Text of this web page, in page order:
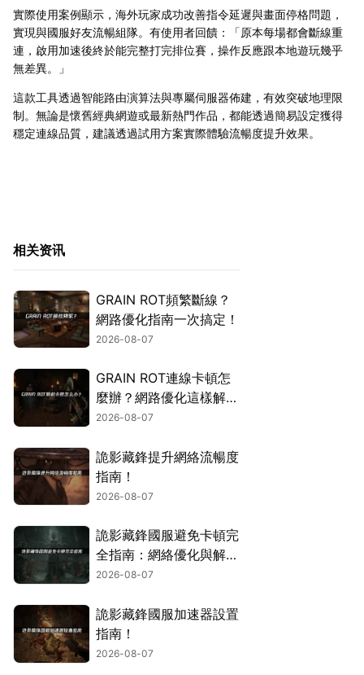
實際使用案例顯示，海外玩家成功改善指令延遲與畫面停格問題，
實現與國服好友流暢組隊。有使用者回饋：「原本每場都會斷線重
連，啟用加速後終於能完整打完排位賽，操作反應跟本地遊玩幾乎
無差異。」
這款工具透過智能路由演算法與專屬伺服器佈建，有效突破地理限
制。無論是懷舊經典網遊或最新熱門作品，都能透過簡易設定獲得
穩定連線品質，建議透過試用方案實際體驗流暢度提升效果。
相关资讯
GRAIN ROT頻繁斷線？
網路優化指南一次搞定！
2026-08-07
GRAIN ROT連線卡頓怎
麼辦？網路優化這樣解
決！
2026-08-07
詭影藏鋒提升網絡流暢度
指南！
2026-08-07
詭影藏鋒國服避免卡頓完
全指南：網絡優化與解決
技巧！
2026-08-07
詭影藏鋒國服加速器設置
指南！
2026-08-07